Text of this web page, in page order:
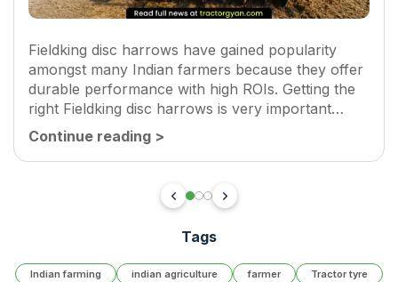
Fieldking disc harrows have gained popularity
amongst many Indian farmers because they offer
durable performance with high ROIs. Getting the
right Fieldking disc harrows is very important
today. This article focuses on the top 5 Fieldking
disc harrows available for Indian farmers.
Continue reading >
Tags
Indian farming indian agriculture farmer
Tractor tyre